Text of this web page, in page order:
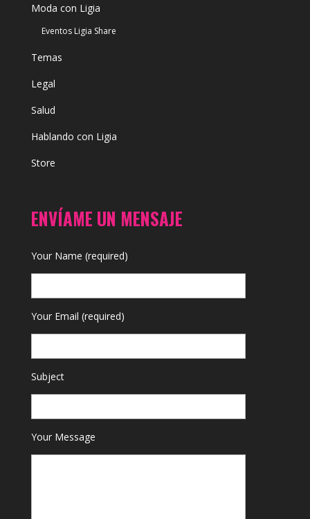
Moda con Ligia
Eventos Ligia Share
Temas
Legal
Salud
Hablando con Ligia
Store
ENVÍAME UN MENSAJE
Your Name (required)
Your Email (required)
Subject
Your Message